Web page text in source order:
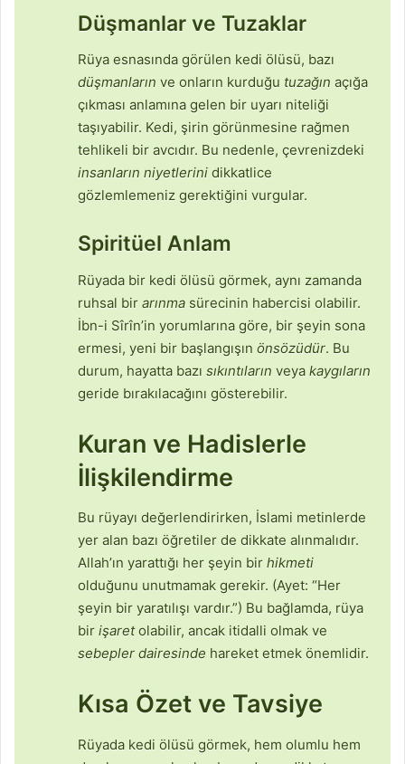
Düşmanlar ve Tuzaklar
Rüya esnasında görülen kedi ölüsü, bazı
düşmanların ve onların kurduğu tuzağın açığa
çıkması anlamına gelen bir uyarı niteliği
taşıyabilir. Kedi, şirin görünmesine rağmen
tehlikeli bir avcıdır. Bu nedenle, çevrenizdeki
insanların niyetlerini dikkatlice
gözlemlemeniz gerektiğini vurgular.
Spiritüel Anlam
Rüyada bir kedi ölüsü görmek, aynı zamanda
ruhsal bir arınma sürecinin habercisi olabilir.
İbn-i Sîrîn’in yorumlarına göre, bir şeyin sona
ermesi, yeni bir başlangışın önsözüdür. Bu
durum, hayatta bazı sıkıntıların veya kaygıların
geride bırakılacağını gösterebilir.
Kuran ve Hadislerle
İlişkilendirme
Bu rüyayı değerlendirirken, İslami metinlerde
yer alan bazı öğretiler de dikkate alınmalıdır.
Allah’ın yarattığı her şeyin bir hikmeti
olduğunu unutmamak gerekir. (Ayet: “Her
şeyin bir yaratılışı vardır.”) Bu bağlamda, rüya
bir işaretolabilir, ancak itidalli olmak ve
sebepler dairesinde hareket etmek önemlidir.
Kısa Özet ve Tavsiye
Rüyada kedi ölüsü görmek, hem olumlu hem